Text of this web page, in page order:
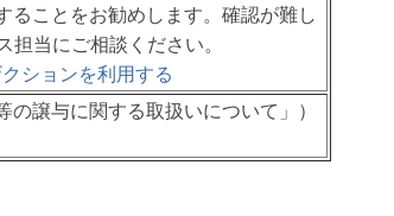
ことをお勧めします。確認が難し
当にご相談ください。
ションを利用する
譲与に関する取扱いについて」）